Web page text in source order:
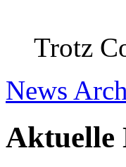
Trotz
News
Aktuelle